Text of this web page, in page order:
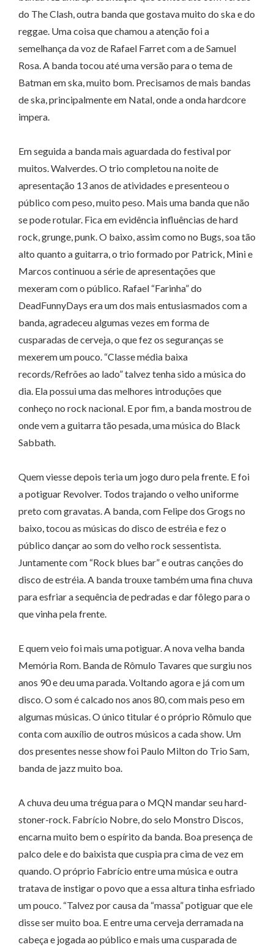
do The Clash, outra banda que gostava muito do ska e do
reggae. Uma coisa que chamou a atenção foi a
semelhança da voz de Rafael Farret com a de Samuel
Rosa. A banda tocou até uma versão para o tema de
Batman em ska, muito bom. Precisamos de mais bandas
de ska, principalmente em Natal, onde a onda hardcore
impera.
Em seguida a banda mais aguardada do festival por
muitos. Walverdes. O trio completou na noite de
apresentação 13 anos de atividades e presenteou o
público com peso, muito peso. Mais uma banda que não
se pode rotular. Fica em evidência influências de hard
rock, grunge, punk. O baixo, assim como no Bugs, soa tão
alto quanto a guitarra, o trio formado por Patrick, Mini e
Marcos continuou a série de apresentações que
mexeram com o público. Rafael “Farinha” do
DeadFunnyDays era um dos mais entusiasmados com a
banda, agradeceu algumas vezes em forma de
cusparadas de cerveja, o que fez os seguranças se
mexerem um pouco. “Classe média baixa
records/Refrões ao lado” talvez tenha sido a música do
dia. Ela possui uma das melhores introduções que
conheço no rock nacional. E por fim, a banda mostrou de
onde vem a guitarra tão pesada, uma música do Black
Sabbath.
Quem viesse depois teria um jogo duro pela frente. E foi
a potiguar Revolver. Todos trajando o velho uniforme
preto com gravatas. A banda, com Felipe dos Grogs no
baixo, tocou as músicas do disco de estréia e fez o
público dançar ao som do velho rock sessentista.
Juntamente com “Rock blues bar” e outras canções do
disco de estréia. A banda trouxe também uma fina chuva
para esfriar a sequência de pedradas e dar fôlego para o
que vinha pela frente.
E quem veio foi mais uma potiguar. A nova velha banda
Memória Rom. Banda de Rômulo Tavares que surgiu nos
anos 90 e deu uma parada. Voltando agora e já com um
disco. O som é calcado nos anos 80, com mais peso em
algumas músicas. O único titular é o próprio Rômulo que
conta com auxílio de outros músicos a cada show. Um
dos presentes nesse show foi Paulo Milton do Trio Sam,
banda de jazz muito boa.
A chuva deu uma trégua para o MQN mandar seu hard-
stoner-rock. Fabrício Nobre, do selo Monstro Discos,
encarna muito bem o espírito da banda. Boa presença de
palco dele e do baixista que cuspia pra cima de vez em
quando. O próprio Fabrício entre uma música e outra
tratava de instigar o povo que a essa altura tinha esfriado
um pouco. “Talvez por causa da “massa” potiguar que ele
disse ser muito boa. E entre uma cerveja derramada na
cabeça e jogada ao público e mais uma cusparada de